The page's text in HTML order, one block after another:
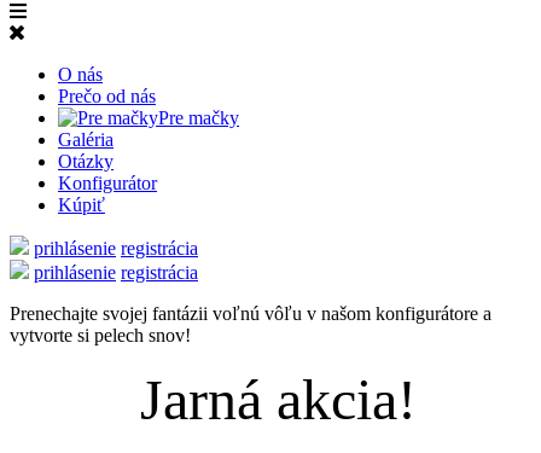
O nás
Prečo od nás
Pre mačky
Galéria
Otázky
Konfigurátor
Kúpiť
prihlásenie registrácia
prihlásenie registrácia
Prenechajte svojej fantázii voľnú vôľu v našom konfigurátore a
vytvorte si pelech snov!
Jarná akcia!